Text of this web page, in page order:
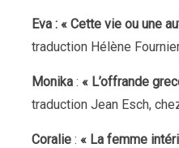
Eva : « Cette vie ou une
traduction Hélène
Monika: « L’offrande
traduction Jean Esch,
Coralie: « La femme